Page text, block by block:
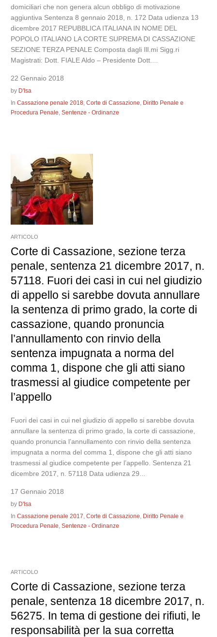
domiciliari che non genera alcun obbligo di motivazione
aggiuntiva Sentenza 8 gennaio 2018, n. 172 Data udienza 13
dicembre 2017 REPUBBLICA ITALIANA IN NOME DEL
POPOLO ITALIANO LA CORTE SUPREMA DI CASSAZIONE
SEZIONE TERZA PENALE Composta dagli Ill.mi Sigg.ri
Magistrati: Dott. FIALE Aldo – Presidente Dott....
22 Gennaio 2018
by D'Isa
InCassazione penale 2018 ,Corte di Cassazione Diritto Penale e
Procedura Penale ,Sentenze - Ordinanze
ARTICOLO
Corte di Cassazione, sezione terza
penale, sentenza 21 dicembre 2017, n.
57118. Fuori dei casi in cui nel giudizio
di appello si sarebbe dovuta annullare
la sentenza di primo grado, la corte di
cassazione, quando pronuncia
l’annullamento con rinvio della
sentenza impugnata a norma del
comma 1, dispone che gli atti siano
trasmessi al giudice competente per
l’appello
Fuori dei casi in cui nel giudizio di appello si sarebbe dovuta
annullare la sentenza di primo grado, la corte di cassazione,
quando pronuncia l’annullamento con rinvio della sentenza
impugnata a norma del comma 1, dispone che gli atti siano
trasmessi al giudice competente per l’appello. Sentenza 21
dicembre 2017, n. 57118 Data udienza 29...
17 Gennaio 2018
by D'Isa
InCassazione penale 2017 ,Corte di Cassazione Diritto Penale e
Procedura Penale ,Sentenze - Ordinanze
ARTICOLO
Corte di Cassazione, sezione terza
penale, sentenza 18 dicembre 2017, n.
56275. In tema di gestione dei rifiuti, le
responsabilità per la sua corretta